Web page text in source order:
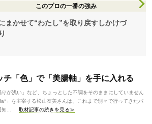
このプロの一番の強み
まかせて“わたし”を取り戻すしかけづ
チ「色」で「美腸軸」を手に入れる
が浅い」など、ちょっとした不調をそのままにしていません
」を主宰する松山友美さんは、これまで別々で行ってきたパ
...
取材記事の続きを見る≫